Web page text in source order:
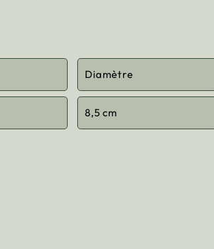
Diamètre
8,5 cm